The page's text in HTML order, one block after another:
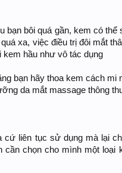
bạn bôi quá gần, kem có thể
xa, việc điều trị đôi mắt
kem hầu như vô tác dụng
bạn hãy thoa kem cách mi
da mắt massage thông
cứ liên tục sử dụng mà lại
chọn cho mình một loại